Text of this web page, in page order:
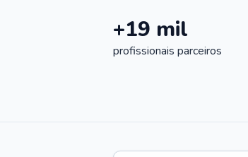
+19 mil
profissionais parceiros